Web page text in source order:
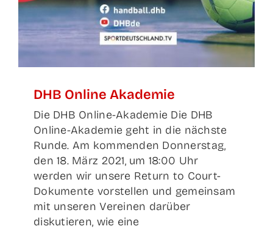
DHB Online Akademie
Die DHB Online-Akademie Die DHB
Online-Akademie geht in die nächste
Runde. Am kommenden Donnerstag,
den 18. März 2021, um 18:00 Uhr
werden wir unsere Return to Court-
Dokumente vorstellen und gemeinsam
mit unseren Vereinen darüber
diskutieren, wie eine